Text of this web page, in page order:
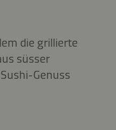
die grillierte
süsser
Genuss